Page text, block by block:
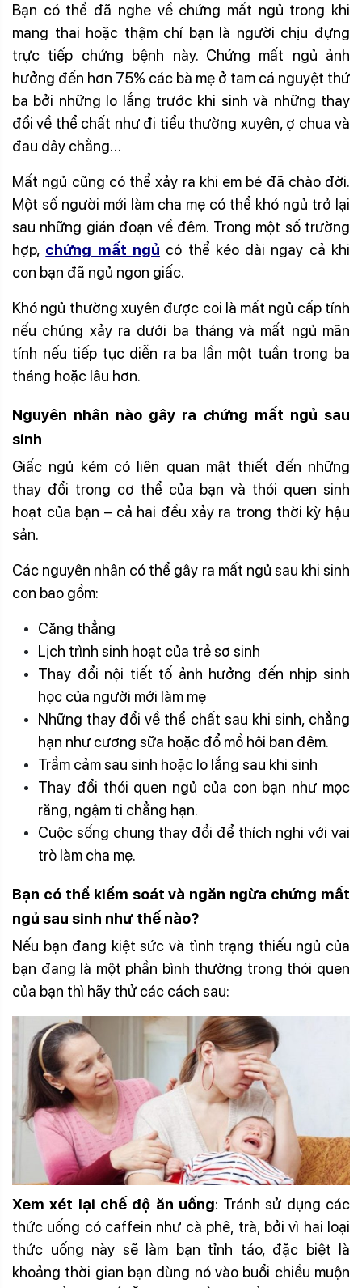
Bạn có thể đã nghe về chứng mất ngủ trong khi
mang thai hoặc thậm chí bạn là người chịu đựng
trực tiếp chứng bệnh này. Chứng mất ngủ ảnh
hưởng đến hơn 75% các bà mẹ ở tam cá nguyệt thứ
ba bởi những lo lắng trước khi sinh và những thay
đổi về thể chất như đi tiểu thường xuyên, ợ chua và
đau dây chằng…
Mất ngủ cũng có thể xảy ra khi em bé đã chào đời.
Một số người mới làm cha mẹ có thể khó ngủ trở lại
sau những gián đoạn về đêm. Trong một số trường
hợp, chứng mất ngủ có thể kéo dài ngay cả khi
con bạn đã ngủ ngon giấc.
Khó ngủ thường xuyên được coi là mất ngủ cấp tính
nếu chúng xảy ra dưới ba tháng và mất ngủ mãn
tính nếu tiếp tục diễn ra ba lần một tuần trong ba
tháng hoặc lâu hơn.
Nguyên nhân nào gây ra chứng mất ngủ sau
sinh
Giấc ngủ kém có liên quan mật thiết đến những
thay đổi trong cơ thể của bạn và thói quen sinh
hoạt của bạn – cả hai đều xảy ra trong thời kỳ hậu
sản.
Các nguyên nhân có thể gây ra mất ngủ sau khi sinh
con bao gồm:
Căng thẳng
Lịch trình sinh hoạt của trẻ sơ sinh
Thay đổi nội tiết tố ảnh hưởng đến nhịp sinh
học của người mới làm mẹ
Những thay đổi về thể chất sau khi sinh, chẳng
hạn như cương sữa hoặc đổ mồ hôi ban đêm.
Trầm cảm sau sinh hoặc lo lắng sau khi sinh
Thay đổi thói quen ngủ của con bạn như mọc
răng, ngậm ti chẳng hạn.
Cuộc sống chung thay đổi để thích nghi với vai
trò làm cha mẹ.
Bạn có thể kiểm soát và ngăn ngừa chứng mất
ngủ sau sinh như thế nào?
Nếu bạn đang kiệt sức và tình trạng thiếu ngủ của
bạn đang là một phần bình thường trong thói quen
của bạn thì hãy thử các cách sau:
Xem xét lại chế độ ăn uống: Tránh sử dụng các
thức uống có caffein như cà phê, trà, bởi vì hai loại
thức uống này sẽ làm bạn tỉnh táo, đặc biệt là
khoảng thời gian bạn dùng nó vào buổi chiều muộn